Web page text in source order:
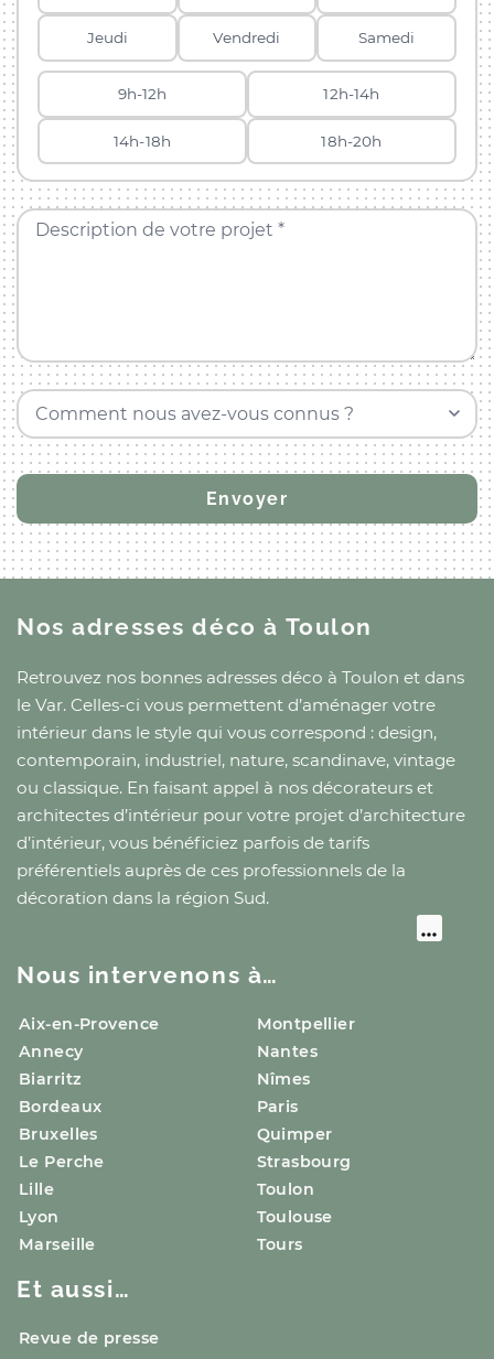
Jeudi Vendredi Samedi
9h-12h 12h-14h
14h-18h 18h-20h
Description de votre projet *
Comment nous avez-vous connus ?
Nos adresses décoà Toulon
Retrouvez nos bonnes adresses déco à Toulon et dans
le Var. Celles-ci vous permettent d’aménager votre
intérieur dans le style qui vous correspond : design,
contemporain, industriel, nature, scandinave, vintage
ou classique. En faisant appel à nos décorateurs et
architectes d’intérieur pour votre projet d’architecture
d’intérieur, vous bénéficiez parfois de tarifs
préférentiels auprès de ces professionnels de la
décoration dans la région Sud.
Nous intervenons à…
Aix-en-Provence
Annecy
Biarritz
Bordeaux
Bruxelles
Le Perche
Lille
Lyon
Marseille
Montpellier
Nantes
Nîmes
Paris
Quimper
Strasbourg
Toulon
Toulouse
Tours
Et aussi…
Revue de presse